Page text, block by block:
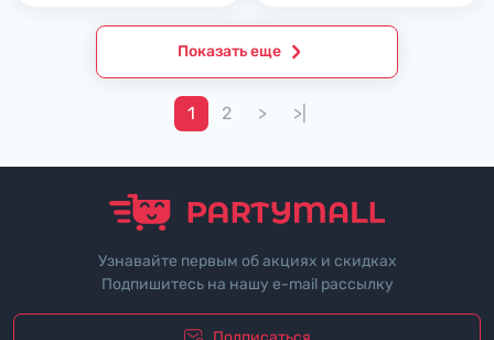
Показать еще
1 2 > >|
Узнавайте первым об акциях и скидках
Подпишитесь на нашу e-mail рассылку